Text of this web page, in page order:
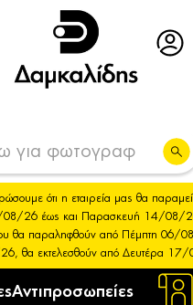
Αντιπροσωπείες
ότι η εταιρεία μας θα
08/26 έως και Παρασκευή 14/08/
θα παραληφθούν από Πέμπτη 06/
θα εκτελεσθούν από Δευτέρα